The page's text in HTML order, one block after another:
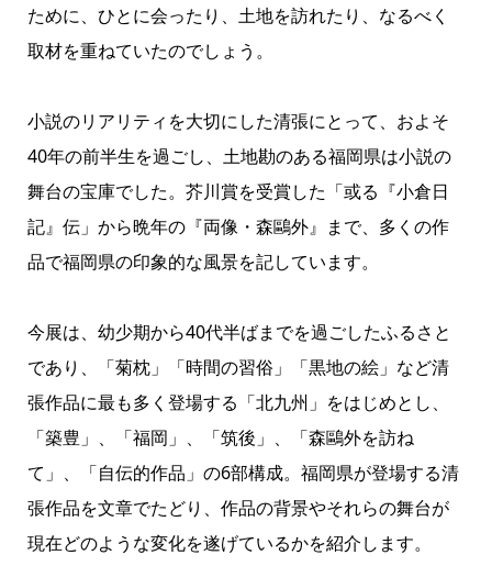
ために、ひとに会ったり、土地を訪れたり、なるべく
取材を重ねていたのでしょう。
小説のリアリティを大切にした清張にとって、およそ
40年の前半生を過ごし、土地勘のある福岡県は小説の
舞台の宝庫でした。芥川賞を受賞した「或る『小倉日
記』伝」から晩年の『両像・森鷗外』まで、多くの作
品で福岡県の印象的な風景を記しています。
今展は、幼少期から40代半ばまでを過ごしたふるさと
であり、「菊枕」「時間の習俗」「黒地の絵」など清
張作品に最も多く登場する「北九州」をはじめとし、
「築豊」、「福岡」、「筑後」、「森鷗外を訪ね
て」、「自伝的作品」の6部構成。福岡県が登場する清
張作品を文章でたどり、作品の背景やそれらの舞台が
現在どのような変化を遂げているかを紹介します。